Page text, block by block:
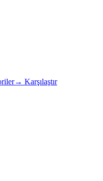
→ Karşılaştır